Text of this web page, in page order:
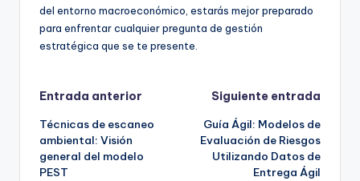
del entorno macroeconómico, estarás mejor preparado
para enfrentar cualquier pregunta de gestión
estratégica que se te presente.
Navegación
de
entradas
Entrada anterior
Técnicas de escaneo
ambiental: Visión
general del modelo
PEST
Siguiente entrada
Guía Ágil: Modelos de
Evaluación de Riesgos
Utilizando Datos de
Entrega Ágil